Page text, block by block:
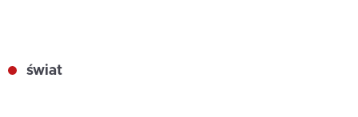
świat